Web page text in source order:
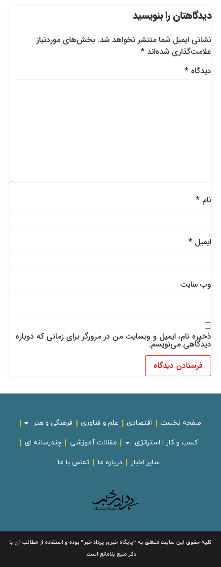
دیدگاهتان را بنویسید
نشانی ایمیل شما منتشر نخواهد شد. بخش‌های موردنیاز
علامت‌گذاری شده‌اند*
دیدگاه*
نام*
ایمیل*
وب‌ سایت
ذخیره نام، ایمیل و وبسایت من در مرورگر برای زمانی که دوباره
دیدگاهی می‌نویسم.
صفحه نخست اقتصادی علم و فناوری فرهنگی و هنر
کسب و کار | استراتژی مقالات آموزشی چندرسانه ای
سایر اخبار درباره ما تماس با ما
کلیه حقوق این سایت متعلق به“پایگاه خبریپرداد خبر”بوده و استفاده از مطالب آن با
ذکر منبع بلامانع است.